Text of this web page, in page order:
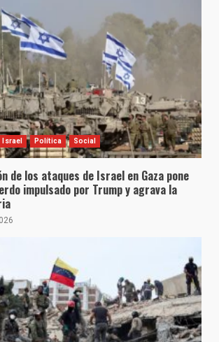
Israel Política Social
de los ataques de Israel en Gaza pone
impulsado por Trump y agrava la